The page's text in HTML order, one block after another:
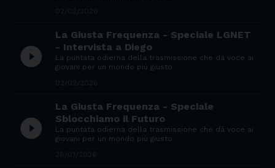
play_circle_filled
La Giusta Frequenza - Speciale LGNET
- Intervista a Diego
La puntata odierna della trasmissione che dà voce ai
giovani per un mondo più giusto
play_circle_filled
La Giusta Frequenza - Speciale
Sblocchiamo il Futuro
La puntata odierna della trasmissione che dà voce ai
giovani per un mondo più giusto